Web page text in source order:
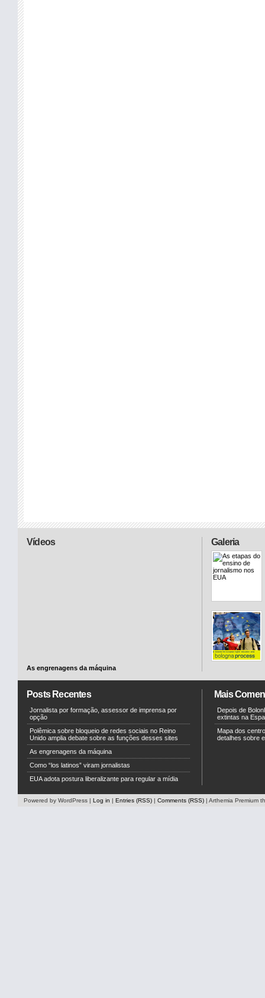
Galeria
Vídeos
As engrenagens da máquina
Posts Recentes
Jornalista por formação, assessor de imprensa por
opção
Polêmica sobre bloqueio de redes sociais no Reino
Unido amplia debate sobre as funções desses sites
As engrenagens da máquina
Como “los latinos” viram jornalistas
EUA adota postura liberalizante para regular a mídia
Mais
Depois de
extintas na
Mapa dos
detalhes sobre
Powered by WordPress | Log in | Entries (RSS) | Comments (RSS) | Arthemia Premium